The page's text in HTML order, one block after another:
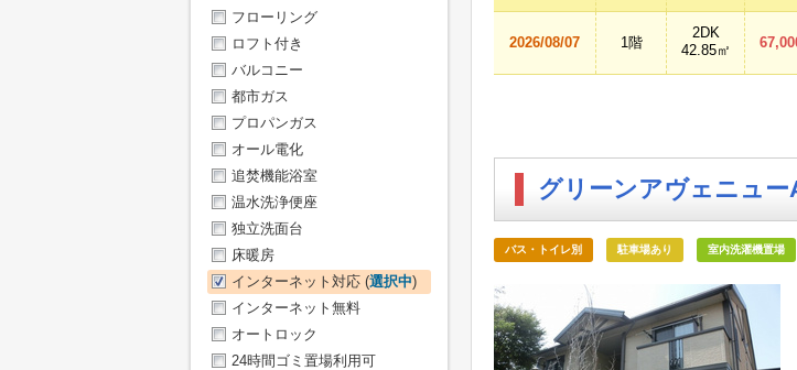
2026/08/07 1階
2DK
42.85㎡
グリーンアヴェニュー
バス・トイレ別 駐車場あり 室内洗濯機置場
フローリング
ロフト付き
バルコニー
都市ガス
プロパンガス
オール電化
追焚機能浴室
温水洗浄便座
独立洗面台
床暖房
インターネット対応 (選択中)
インターネット無料
オートロック
24時間ゴミ置場利用可